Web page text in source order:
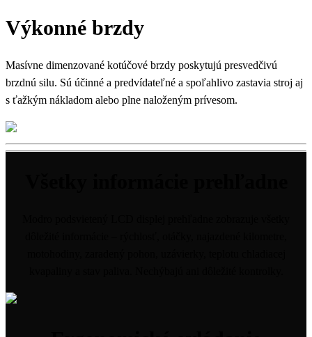
Výkonné brzdy
Masívne dimenzované kotúčové brzdy poskytujú presvedčivú
brzdnú silu. Sú účinné a predvídateľné a spoľahlivo zastavia stroj aj
s ťažkým nákladom alebo plne naloženým prívesom.